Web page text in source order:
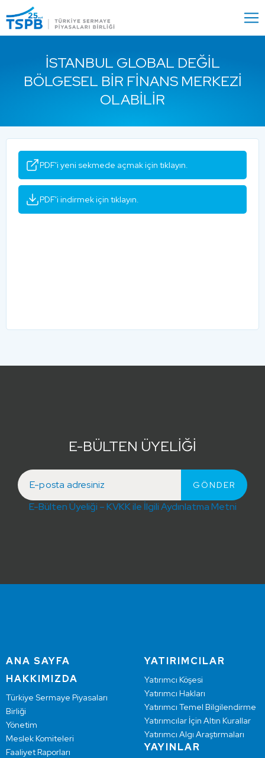
Close
İSTANBUL GLOBAL DEĞIL
BÖLGESEL BIR FINANS MERKEZI
OLABILIR
PDF'i yeni sekmede açmak için tıklayın.
PDF'i indirmek için tıklayın.
E-BÜLTEN ÜYELİĞİ
E-Bülten Üyeliği – KVKK ile İlgili Aydınlatma Metni
ANA SAYFA
HAKKIMIZDA
Türkiye Sermaye Piyasaları
Birliği
Yönetim
Meslek Komiteleri
Faaliyet Raporları
YATIRIMCILAR
Yatırımcı Köşesi
Yatırımcı Hakları
Yatırımcı Temel Bilgilendirme
Yatırımcılar İçin Altın Kurallar
Yatırımcı Algı Araştırmaları
YAYINLAR